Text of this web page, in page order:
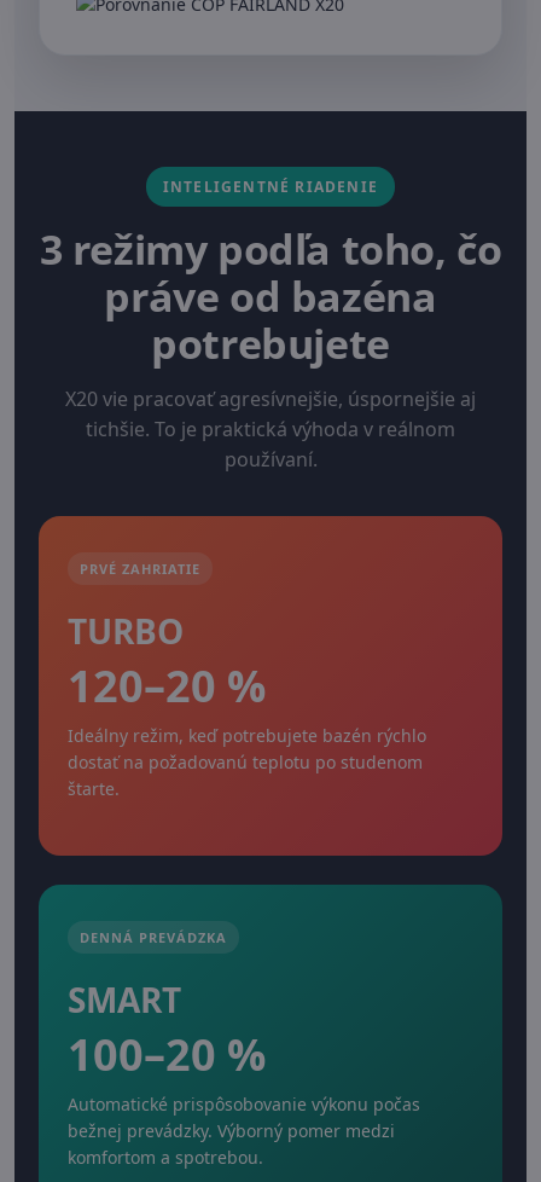
INTELIGENTNÉ RIADENIE
3 režimy podľa toho, čo
práve od bazéna
potrebujete
X20 vie pracovať agresívnejšie, úspornejšie aj
tichšie. To je praktická výhoda v reálnom
používaní.
PRVÉ ZAHRIATIE
TURBO
120–20 %
Ideálny režim, keď potrebujete bazén rýchlo
dostať na požadovanú teplotu po studenom
štarte.
DENNÁ PREVÁDZKA
SMART
100–20 %
Automatické prispôsobovanie výkonu počas
bežnej prevádzky. Výborný pomer medzi
komfortom a spotrebou.